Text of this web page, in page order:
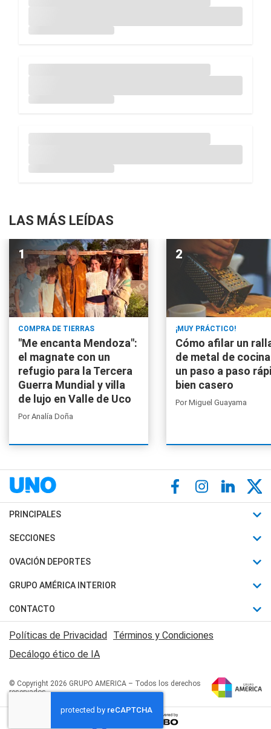
LAS MÁS LEÍDAS
COMPRA DE TIERRAS
"Me encanta Mendoza":
el magnate con un
refugio para la Tercera
Guerra Mundial y villa
de lujo en Valle de Uco
PorAnalía Doña
¡MUY PRÁCTICO!
Cómo afilar un
de metal de
un paso a paso
bien casero
PorMiguel Guayama
PRINCIPALES
Últimas Noticias
Política
Judiciales
Economia
SECCIONES
Horóscopo
Motores
Trucos caseros
Series y Películas
Edictos y Solicitadas
OVACIÓN DEPORTES
Fútbol
Mundial
Automovilismo
Rugby
Básquet
GRUPO AMÉRICA INTERIOR
Canal 7 en Vivo
San Juan 8
CONTACTO
Acerca de Nosotros
Contactanos
Políticas de Privacidad
Términos y Condiciones
Decálogo ético de IA
© Copyright 2026 GRUPO AMERICA – Todos los derechos
reservados